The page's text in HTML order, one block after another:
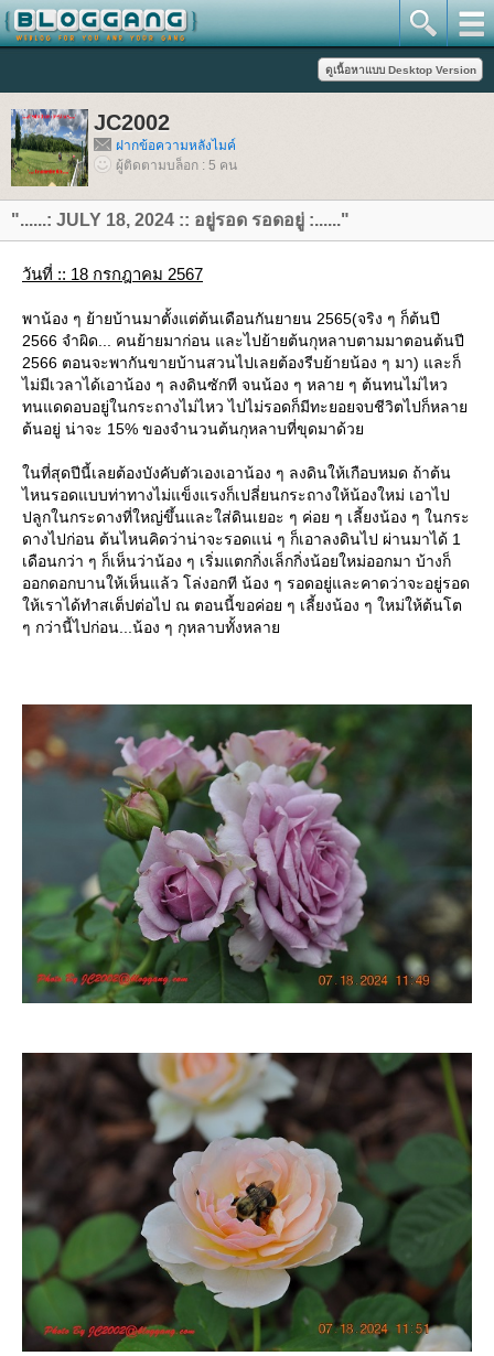
JC2002
ฝากข้อความหลังไมค์
ผู้ติดตามบล็อก : 5 คน
"......: JULY 18, 2024 :: อยู่รอด รอดอยู่ :......"
วันที่ :: 18 กรกฎาคม 2567
พาน้อง ๆ ย้ายบ้านมาตั้งแต่ต้นเดือนกันยายน 2565(จริง ๆ ก็ต้นปี
2566 จำผิด... คนย้ายมาก่อน และไปย้ายต้นกุหลาบตามมาตอนต้นปี
2566 ตอนจะพากันขายบ้านสวนไปเลยต้องรีบย้ายน้อง ๆ มา) และก็
ไม่มีเวลาได้เอาน้อง ๆ ลงดินซักที จนน้อง ๆ หลาย ๆ ต้นทนไม่ไหว
ทนแดดอบอยู่ในกระถางไม่ไหว ไปไม่รอดก็มีทะยอยจบชีวิตไปก็หลา
ต้นอยู่ น่าจะ 15% ของจำนวนต้นกุหลาบที่ขุดมาด้ว
นที่สุดปีนี้เลยต้องบังคับตัวเองเอาน้อง ๆ ลงดินให้เกือบหมด ถ้าต้น
ไหนรอดแบบท่าทางไม่แข็งแรงก็เปลี่ยนกระถางให้น้องใหม่ เอาไป
ปลูกในกระดางที่ใหญ่ขึ้นและใส่ดินเยอะ ๆ ค่อย ๆ เลี้ยงน้อง ๆ ในกระ
ดางไปก่อน ต้นไหนคิดว่าน่าจะรอดแน่ ๆ ก็เอาลงดินไป ผ่านมาได้ 1
เดือนกว่า ๆ ก็เห็นว่าน้อง ๆ เริ่มแตกกิ่งเล็กกิ่งน้อยใหม่ออกมา บ้างก็
ออกดอกบานให้เห็นแล้ว โล่งอกที น้อง ๆ รอดอยู่และคาดว่าจะอยู่รอด
ห้เราได้ทำสเต็ปต่อไป ณ ตอนนี้ขอค่อย ๆ เลี้ยงน้อง ๆ ใหม่ให้ต้นโต
ๆ กว่านี้ไปก่อน...น้อง ๆ กุหลาบทั้งหลา